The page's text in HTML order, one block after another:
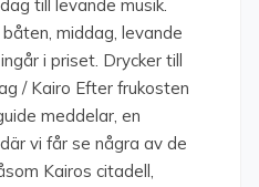
till levande musik.
middag, levande
i priset. Drycker till
/ Kairo Efter frukosten
meddelar, en
vi får se några av de
Kairos citadell,